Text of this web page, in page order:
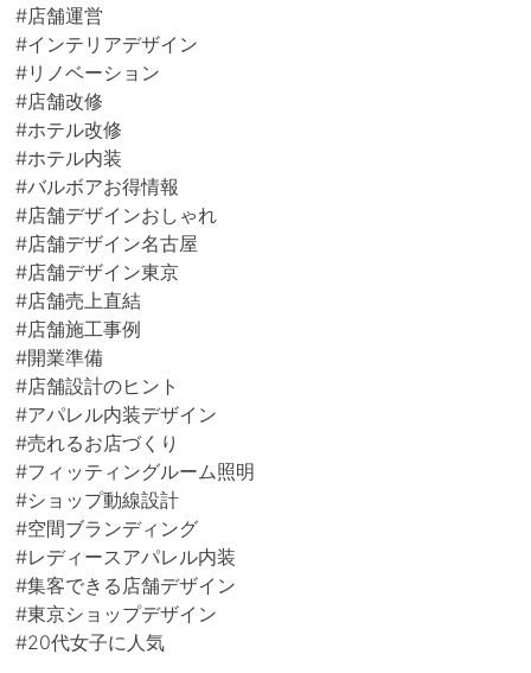
#店舗運営
#インテリアデザイン
#リノベーション
#店舗改修
#ホテル改修
#ホテル内装
#バルボアお得情報
#店舗デザインおしゃれ
#店舗デザイン名古屋
#店舗デザイン東京
#店舗売上直結
#店舗施工事例
#開業準備
#店舗設計のヒント
#アパレル内装デザイン
#売れるお店づくり
#フィッティングルーム照明
#ショップ動線設計
#空間ブランディング
#レディースアパレル内装
#集客できる店舗デザイン
#東京ショップデザイン
#20代女子に人気